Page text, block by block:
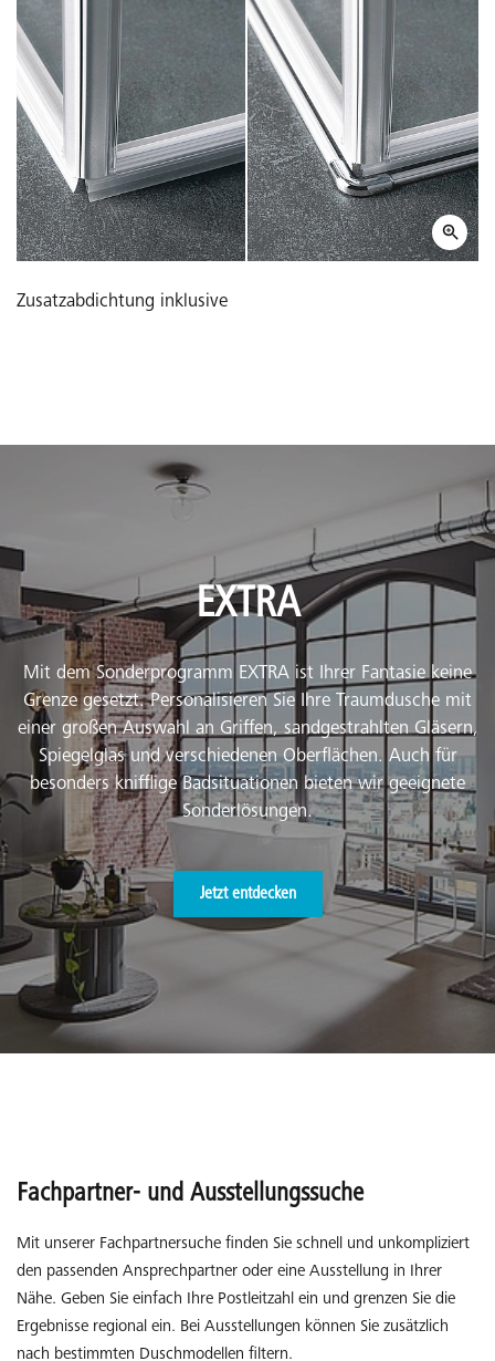
Zusatzabdichtung inklusive
EXTRA
Mit dem Sonderprogramm EXTRA ist Ihrer Fantasie keine
Grenze gesetzt. Personalisieren Sie Ihre Traumdusche mit
einer großen Auswahl an Griffen, sandgestrahlten Gläsern,
Spiegelglas und verschiedenen Oberflächen. Auch für
besonders knifflige Badsituationen bieten wir geeignete
Sonderlösungen.
Jetzt entdecken
Fachpartner- und Ausstellungssuche
Mit unserer Fachpartnersuche finden Sie schnell und unkompliziert
den passenden Ansprechpartner oder eine Ausstellung in Ihrer
Nähe. Geben Sie einfach Ihre Postleitzahl ein und grenzen Sie die
Ergebnisse regional ein. Bei Ausstellungen können Sie zusätzlich
nach bestimmten Duschmodellen filtern.